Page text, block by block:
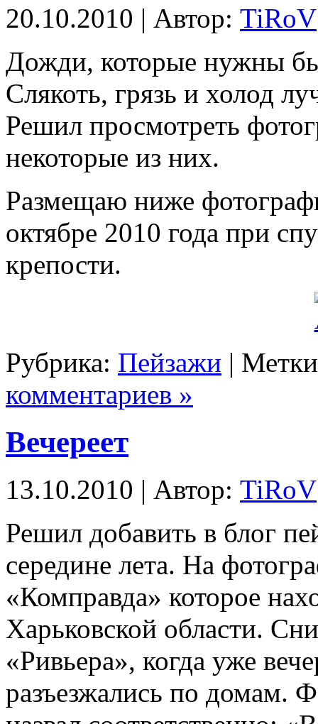
20.10.2010 | Автор: TiRoV
Дожди, которые нужны
Слякоть, грязь и холод
Решил просмотреть
некоторые из них.
Размещаю ниже
октябре 2010 года при
крепости.
Рубрика: Пейзажи |
комментариев »
Вечереет
13.10.2010 | Автор: TiRoV
Решил добавить в блог
середине лета. На
«Комправда» которое
Харьковской области.
«Ривьера», когда уже
разъезжались по домам.